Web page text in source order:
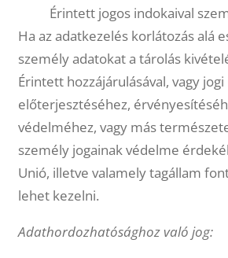
Érintett jogos indokaival
Ha az adatkezelés korlátozás alá
személy adatokat a tárolás
Érintett hozzájárulásával, vagy
előterjesztéséhez,
védelméhez, vagy más
személy jogainak védelme
Unió, illetve valamely tagállam
lehet kezelni.
Adathordozhatósághoz való jog: